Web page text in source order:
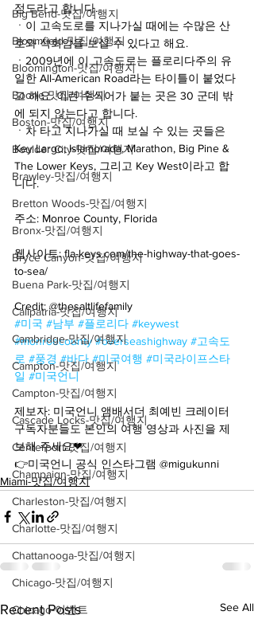
Big Bend-맛집/여행지
Bloomfield-맛집/여행지
Bloomington-맛집/여행지
Boone-맛집/여행지
Boston-맛집/여행지
Boulder City-맛집/여행지
Brawley-맛집/여행지
Bretton Woods-맛집/여행지
Bronx-맛집/여행지
Bryce Canyon-맛집/여행지
Buena Park-맛집/여행지
Calipatria-맛집/여행지
Cambridge-맛집/여행지
Campton-맛집/여행지
Campton-맛집/여행지
Cascade Locks-맛집/여행지
Centerport-맛집/여행지
Champaign-맛집/여행지
Charleston-맛집/여행지
Charlotte-맛집/여행지
Chattanooga-맛집/여행지
Chicago-맛집/여행지
Chicago-이벤트
정도라고 합니다.
ㆍ이 고속도로를 지나가실 때에는 수많은 산
호와 석회암을 보실 수 있다고 해요.
ㆍ2009년에 이 고속도로는 플로리다주의 유
일한 All-American Road라는 타이틀이 붙었다
고 해요. 이런 수식어가 붙는 곳은 30 군데 밖
에 되지 않는다고 합니다.
ㆍ차 타고 지나가실 때 보실 수 있는 곳들은
Key Largo, Islamorada, Marathon, Big Pine &
The Lower Keys, 그리고 Key West이라고 합
니다.
주소: Monroe County, Florida
웹사이트: fla-keys.com/the-highway-that-goes-
to-sea/
Credit: @thesaltlifefamily
#미국 #남부 #플로리다 #keywest
#monroecounty #overseashighway #고속도
로 #풍경 #바다 #미국여행 #미국라이프스타
일 #미국언니
ㅤ
제보자: 미국언니 앰배서더 최예빈 크레이터
구독자분들도 본인의 여행 영상과 사진을 제
보해 주세요❤
👉미국언니 공식 인스타그램 @migukunni
Miami-맛집/여행지
Recent Posts See All